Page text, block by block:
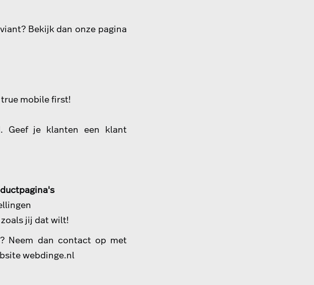
Bekijk dan onze pagina
mobile first!
Geef je klanten een klant
jij dat wilt!
Neem dan contact op met
webdinge.nl